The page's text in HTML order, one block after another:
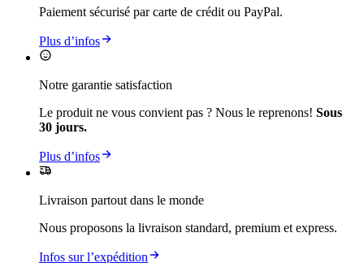
Paiement sécurisé par carte de crédit ou PayPal.
Plus d’infos
Notre garantie satisfaction
Le produit ne vous convient pas ? Nous le reprenons! Sous
30 jours.
Plus d’infos
Livraison partout dans le monde
Nous proposons la livraison standard, premium et express.
Infos sur l’expédition